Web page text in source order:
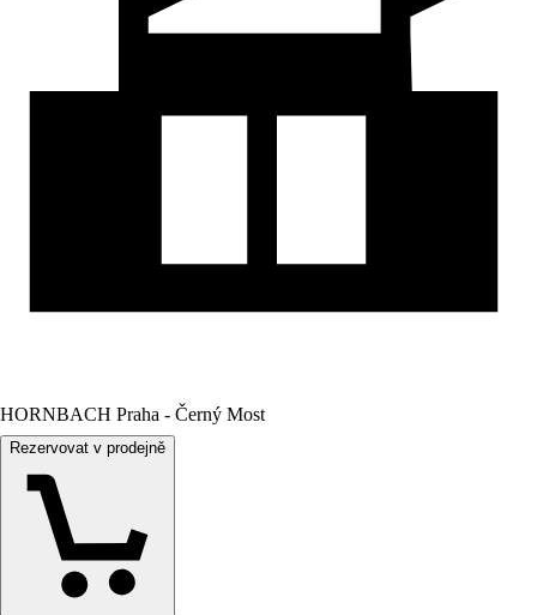
HORNBACH Praha - Černý Most
Rezervovat v prodejně